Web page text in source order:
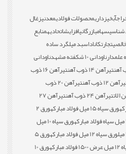
آبخیزداریمحصولات فولادیمعدنیزغال
سهامبازرگانیافزایشاتحادیهمنابع
تجارتکاناداسبد میلگرد ساده
ناودانی 10 شکفته مشهد
ناودانی
تیرآهن 14 ذوب آهن
تیرآهن 16 ذوب
12 ذوب آهن
تیرآهن 20 ذوب
الاتتیرآهن 24 ذوب آهن
تیرآهن 27
ورق سیاه 15 میل فولاد مبارکه
ورق 2
ورق سیاه 10 میل
ورق سیاه 12 میل فولاد مبارکه
ورق 5
ورق 10